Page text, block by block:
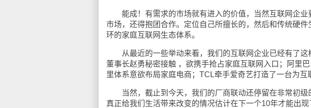
能成！有需求的市场就有进入的价值，当然互联网企业
市场，还得抱团合作。定位自己所擅长的，然后和传统硬
环的家庭互联网生态体系。
从最近的一些举动来看，我们的互联网企业已经有了这
董事长赵勇秘密接触 ，欲携手抢占家庭互联网入口；阿里
里体系意欲布局家庭电商；TCL牵手爱奇艺打造了一台为互
当然，截止到今天，我们的厂商联动还停留在非常初级
真正给我们生活带来改变的情况估计在下一个10年才能出